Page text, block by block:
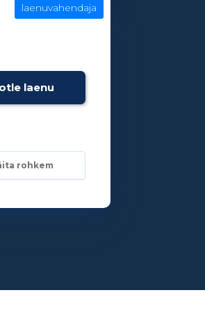
laenu
laenuvahendaja
rohkem